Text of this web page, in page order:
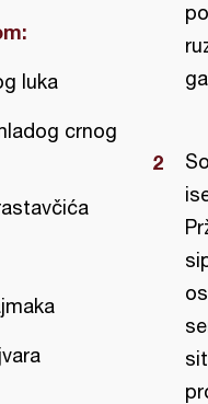
luka
crnog